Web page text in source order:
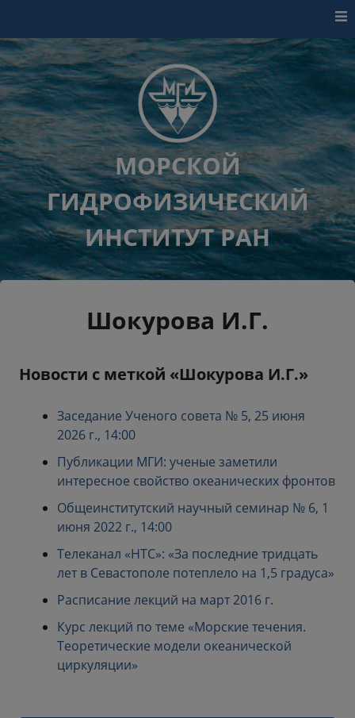
МОРСКОЙ
ГИДРОФИЗИЧЕСКИЙ
ИНСТИТУТ РАН
Шокурова И.Г.
Новости с меткой «Шокурова И.Г.»
Заседание Ученого совета № 5, 25 июня
2026 г., 14:00
Публикации МГИ: ученые заметили
интересное свойство океанических фронтов
Общеинститутский научный семинар № 6, 1
июня 2022 г., 14:00
Телеканал «НТС»: «За последние тридцать
лет в Севастополе потеплело на 1,5 градуса»
Расписание лекций на март 2016 г.
Курс лекций по теме «Морские течения.
Теоретические модели океанической
циркуляции»